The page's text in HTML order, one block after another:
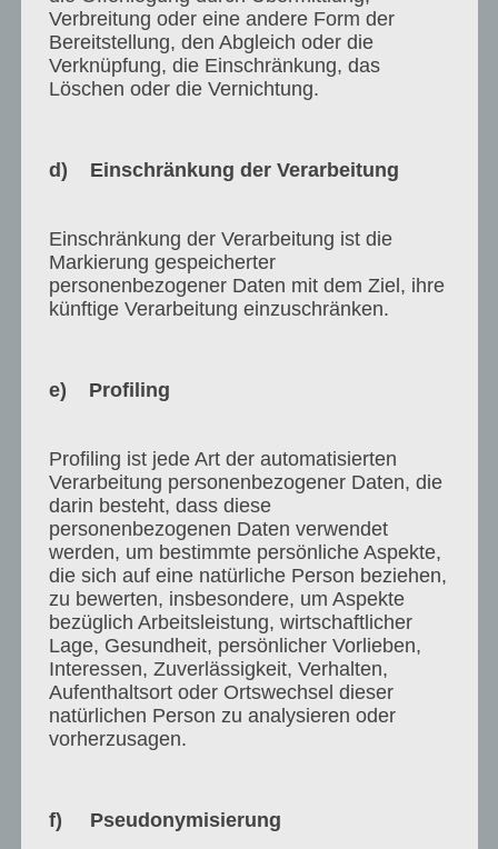
Dienstleistungen und nicht die Herstellung eines
Werks schulden.
Sind wir gehindert, die vereinbarten
bleibt der Vergütungsanspruch unsererseits
*********************************************************
Verhalten und Rücksichtnahme
gegenüber zu gewährleisten. Wir behalten uns
beziehungsweise sachgrundlose Äußerung über
unser Unternehmen und unsere
Dienstleistungen, sei es durch Kunden,
Mitbewerber oder anderweitige Dritte,
insbesondere unwahre Tatsachenbehauptungen
und Schmähkriterien, zivilrechtlich zu verfolgen
und darüber hinaus ohne Vorankündigung zur
Strafanzeige zu bringen.
Der Kunde hat bei Teilnahme an unseren
Programmen und Dienstleistungen den inhaltlich
störungsfreien Fortgang daran zu fördern und
gegenüber uns und den anderen Teilnehmern zu
gewährleisten. Sofern der Kunde durch
Verbreitung oder eine andere Form der
Bereitstellung, den Abgleich oder die
Verknüpfung, die Einschränkung, das
Löschen oder die Vernichtung.
d) Einschränkung der Verarbeitung
Einschränkung der Verarbeitung ist die
Markierung gespeicherter
personenbezogener Daten mit dem Ziel, ihre
künftige Verarbeitung einzuschränken.
e) Profiling
Profiling ist jede Art der automatisierten
Verarbeitung personenbezogener Daten, die
darin besteht, dass diese
personenbezogenen Daten verwendet
werden, um bestimmte persönliche Aspekte,
die sich auf eine natürliche Person beziehen,
zu bewerten, insbesondere, um Aspekte
bezüglich Arbeitsleistung, wirtschaftlicher
Lage, Gesundheit, persönlicher Vorlieben,
Interessen, Zuverlässigkeit, Verhalten,
Aufenthaltsort oder Ortswechsel dieser
natürlichen Person zu analysieren oder
vorherzusagen.
f) Pseudonymisierung